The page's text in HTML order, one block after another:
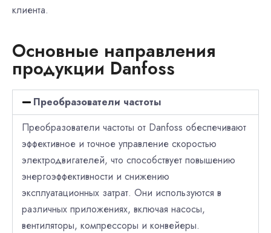
клиента.
Основные направления
продукции Danfoss
Преобразователи частоты
Преобразователи частоты от Danfoss обеспечивают
эффективное и точное управление скоростью
электродвигателей, что способствует повышению
энергоэффективности и снижению
эксплуатационных затрат. Они используются в
различных приложениях, включая насосы,
вентиляторы, компрессоры и конвейеры.